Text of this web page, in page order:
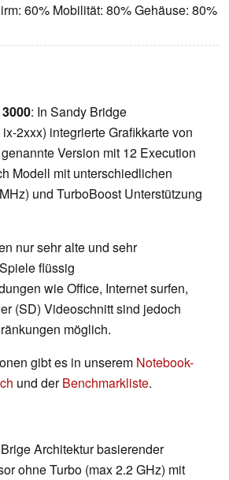
60% Mobilität: 80% Gehäuse: 80%
: In Sandy Bridge
2xxx) integrierte Grafikkarte von
Version mit 12 Execution
Modell mit unterschiedlichen
und TurboBoost Unterstützung
nur sehr alte und sehr
flüssig
wie Office, Internet surfen,
(SD) Videoschnitt sind jedoch
möglich.
gibt es in unserem Notebook-
und derBenchmarkliste.
Architektur basierender
ohne Turbo (max 2.2 GHz) mit